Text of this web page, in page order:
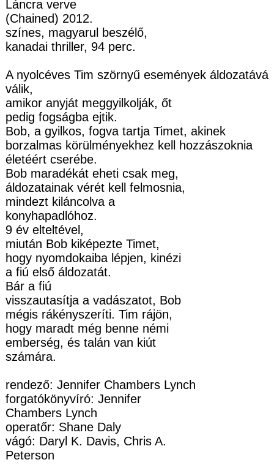
Láncra verve
(Chained) 2012.
színes, magyarul beszélő,
kanadai thriller, 94 perc.
A nyolcéves Tim szörnyű események áldozatává
válik,
amikor anyját meggyilkolják, őt
pedig fogságba ejtik.
Bob, a gyilkos, fogva tartja Timet, akinek
borzalmas körülményekhez kell hozzászoknia
életéért cserébe.
Bob maradékát eheti csak meg,
áldozatainak vérét kell felmosnia,
mindezt kiláncolva a
konyhapadlóhoz.
9 év elteltével,
miután Bob kiképezte Timet,
hogy nyomdokaiba lépjen, kinézi
a fiú első áldozatát.
Bár a fiú
visszautasítja a vadászatot, Bob
mégis rákényszeríti. Tim rájön,
hogy maradt még benne némi
emberség, és talán van kiút
számára.
rendező: Jennifer Chambers Lynch
forgatókönyvíró: Jennifer
Chambers Lynch
operatőr: Shane Daly
vágó: Daryl K. Davis, Chris A.
Peterson